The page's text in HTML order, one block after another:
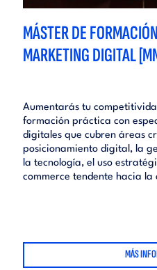
MÁSTER DE
MARKETING DIGITAL
Aumentarás tu
formación práctica con
digitales que cubren áreas
posicionamiento digital, la
la tecnología, el uso
commerce tendente hacia la
MÁS